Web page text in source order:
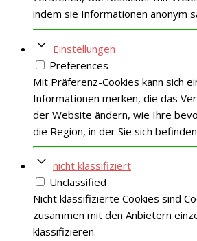
indem sie Informationen anonym
Einstellungen
Preferences
Mit Präferenz-Cookies kann sich
Informationen merken, die das
der Website ändern, wie Ihre
die Region, in der Sie sich
nicht klassifiziert
Unclassified
Nicht klassifizierte Cookies sind
zusammen mit den Anbietern
klassifizieren.